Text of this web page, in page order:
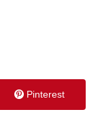
Pinterest